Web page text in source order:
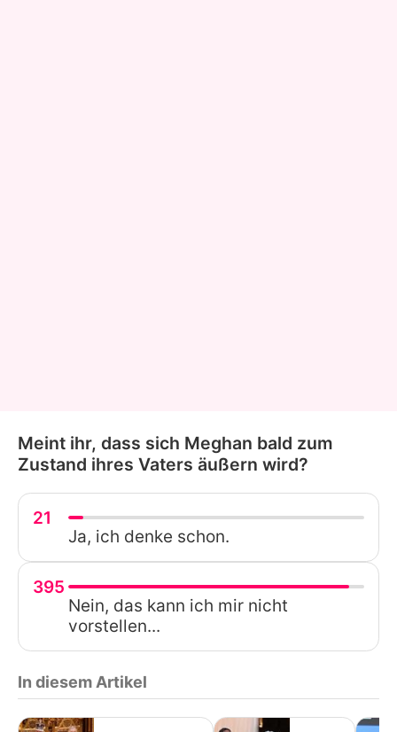
Meint ihr, dass sich Meghan bald zum
Zustand ihres Vaters äußern wird?
21
Ja, ich denke schon.
395
Nein, das kann ich mir nicht
vorstellen...
In diesem Artikel